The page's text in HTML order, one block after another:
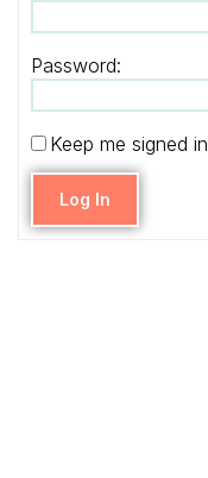
Password:
Keep me signed in
Log In